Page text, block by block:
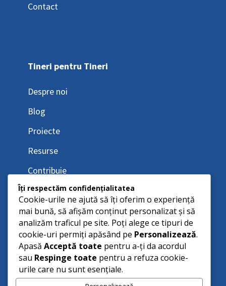
Contact
Tineri pentru Tineri
Despre noi
Blog
Proiecte
Resurse
Contribuie
Îți respectăm confidențialitatea
Cookie-urile ne ajută să îți oferim o experiență
mai bună, să afișăm conținut personalizat și să
analizăm traficul pe site. Poți alege ce tipuri de
cookie-uri permiți apăsând pe Personalizează.
Apasă Acceptă toate pentru a-ți da acordul
sau Respinge toate pentru a refuza cookie-
urile care nu sunt esențiale.